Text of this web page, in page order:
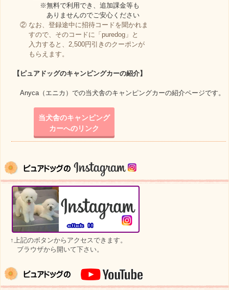
※無料で利用でき、追加課金等も
ありませんのでご安心ください
② なお、登録途中に招待コードを聞かれま
すので、そのコードに「puredog」と
入力すると、2,500円引きのクーポンが
もらえます。
【 ピュアドッグのキャンピングカーの紹介】
Anyca（エニカ）での当犬舎のキャンピングカーの紹介ページです。
当犬舎のキャンピング
カーへのリンク
↑上記のボタンからアクセスできます。
ブラウザから開いて下さい。